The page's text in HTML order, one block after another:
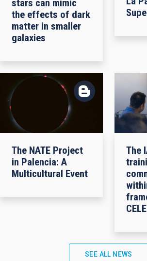
stars can mimic
the effects of dark
matter in smaller
galaxies
The NATE Project
in Palencia: A
Multicultural Event
The
SEE ALL NEWS